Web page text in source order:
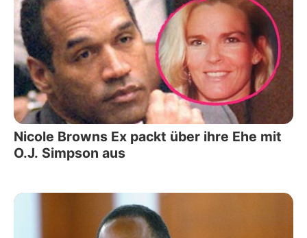
Nicole Browns Ex packt über ihre Ehe mit
O.J. Simpson aus